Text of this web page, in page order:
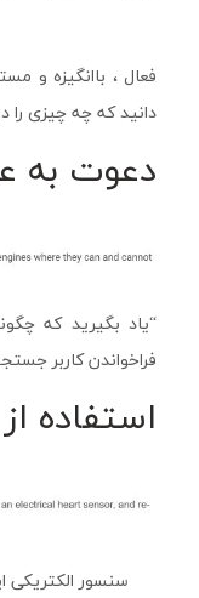
فعال ، باانگیزه و
دانید که چه چیزی را
دعوت به
“یاد بگیرید که
فراخواندن کاربر
استفاده
سنسور